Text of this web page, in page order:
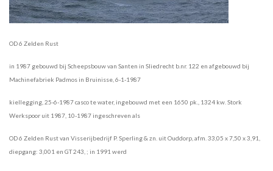
OD 6 Zelden Rust
in 1987 gebouwd bij Scheepsbouw van Santen in Sliedrecht b.nr. 122 en afgebouwd bij
Machinefabriek Padmos in Bruinisse, 6-1-1987
kiellegging, 25-6-1987 casco te water, ingebouwd met een 1650 pk., 1324 kw. Stork
Werkspoor uit 1987, 10-1987 ingeschreven als
OD 6 Zelden Rust van Visserijbedrijf P. Sperling & zn. uit Ouddorp, afm. 33,05 x 7,50 x 3,91,
diepgang: 3,001 en GT 243, ; in 1991 werd